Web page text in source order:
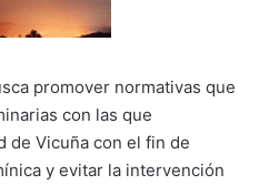
promover normativas que
con las que
de Vicuña con el fin de
y evitar la intervención